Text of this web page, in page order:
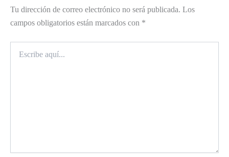
Tu dirección de correo electrónico no será publicada. Los
campos obligatorios están marcados con *
aquí...